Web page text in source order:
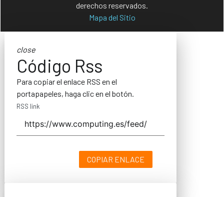
derechos reservados.
Mapa del Sitio
close
Código Rss
Para copiar el enlace RSS en el
portapapeles, haga clic en el botón.
RSS link
COPIAR ENLACE